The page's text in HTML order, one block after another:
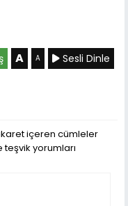
A A Sesli Dinle
içeren cümleler
teşvik yorumları